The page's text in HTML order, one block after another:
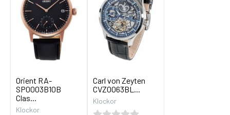
Orient RA-
SP0003B10B
Clas...
Klockor
Carl von Zeyten
CVZ0063BL...
Klockor